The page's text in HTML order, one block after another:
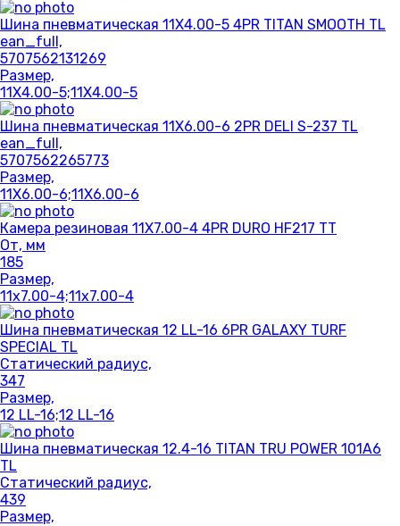
Шина пневматическая 11X4.00-5 4PR TITAN SMOOTH TL
ean_full,
5707562131269
Размер,
11X4.00-5;11X4.00-5
Шина пневматическая 11X6.00-6 2PR DELI S-237 TL
ean_full,
5707562265773
Размер,
11X6.00-6;11X6.00-6
Камера резиновая 11X7.00-4 4PR DURO HF217 TT
От, мм
185
Размер,
11x7.00-4;11x7.00-4
Шина пневматическая 12 LL-16 6PR GALAXY TURF
SPECIAL TL
Статический радиус,
347
Размер,
12 LL-16;12 LL-16
Шина пневматическая 12.4-16 TITAN TRU POWER 101A6
TL
Статический радиус,
439
Размер,